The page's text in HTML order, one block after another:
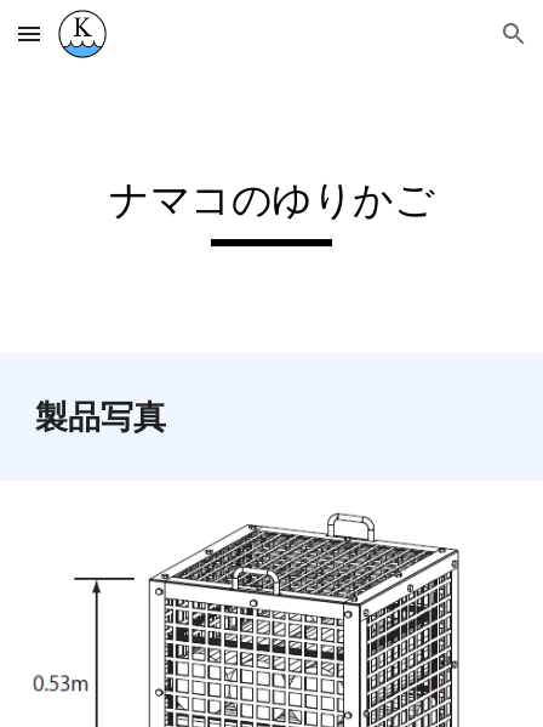
Skip to main content Skip to navigation
ナマコのゆりかご
製品写真